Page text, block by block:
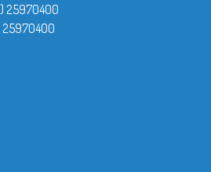
25970400
25970400